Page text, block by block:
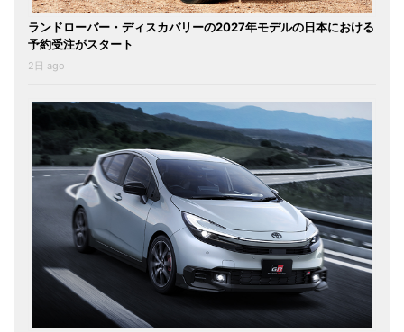
ランドローバー・ディスカバリーの2027年モデルの日本における
予約受注がスタート
2日 ago